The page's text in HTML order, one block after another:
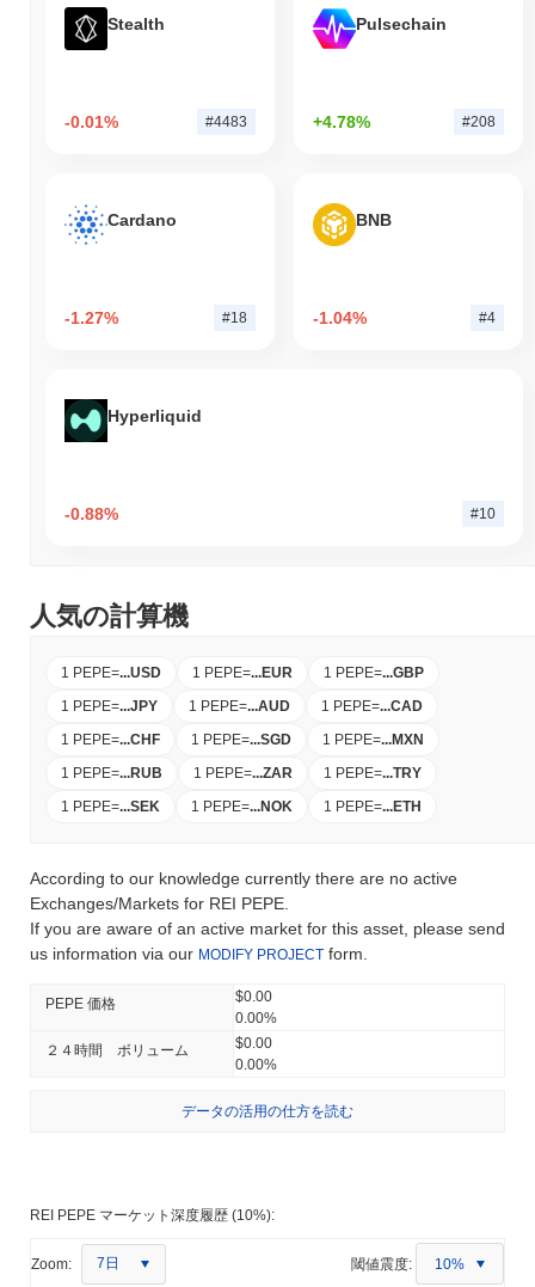
Stealth
-0.01% #4483
Pulsechain
+4.78% #208
Cardano
-1.27% #18
BNB
-1.04% #4
Hyperliquid
-0.88% #10
人気の計算機
1 PEPE=...USD 1 PEPE=...EUR 1 PEPE=...GBP
1 PEPE=...JPY 1 PEPE=...AUD 1 PEPE=...CAD
1 PEPE=...CHF 1 PEPE=...SGD 1 PEPE=...MXN
1 PEPE=...RUB 1 PEPE=...ZAR 1 PEPE=...TRY
1 PEPE=...SEK 1 PEPE=...NOK 1 PEPE=...ETH
According to our knowledge currently there are no active
Exchanges/Markets for REI PEPE.
If you are aware of an active market for this asset, please send
us information via our MODIFY PROJECT form.
PEPE 価格
$0.00
0.00%
２４時間 ボリューム
$0.00
0.00%
データの活用の仕方を読む
REI PEPE マーケット深度履歴 (10%):
Zoom: 7日 閾値震度: 10%